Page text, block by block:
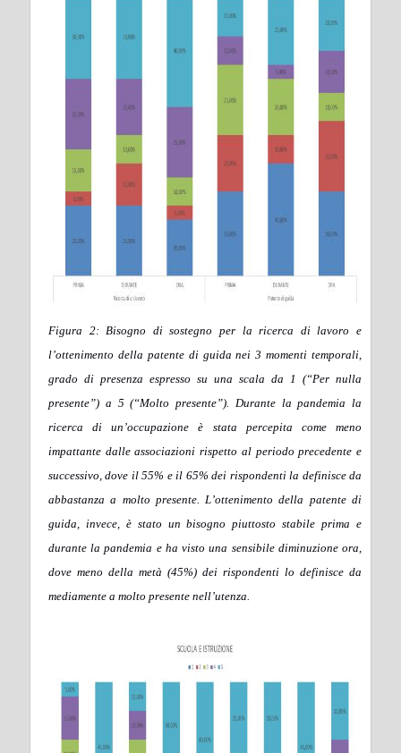
Figura 2: Bisogno di sostegno per la ricerca di lavoro e
l’ottenimento della patente di guida nei 3 momenti temporali,
grado di presenza espresso su una scala da 1 (“Per nulla
presente”) a 5 (“Molto presente”). Durante la pandemia la
ricerca di un’occupazione è stata percepita come meno
impattante dalle associazioni rispetto al periodo precedente e
successivo, dove il 55% e il 65% dei rispondenti la definisce da
abbastanza a molto presente. L’ottenimento della patente di
guida, invece, è stato un bisogno piuttosto stabile prima e
durante la pandemia e ha visto una sensibile diminuzione ora,
dove meno della metà (45%) dei rispondenti lo definisce da
mediamente a molto presente nell’utenza.